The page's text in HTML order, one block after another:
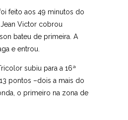
feito aos 49 minutos do
Victor cobrou
bateu de primeira. A
e entrou.
subiu para a 16ª
pontos –dois a mais do
o primeiro na zona de